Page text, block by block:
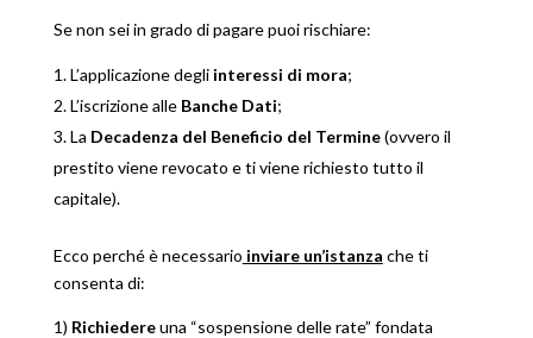
Se non sei in grado di pagare puoi rischiare:
L’applicazione degli interessi di mora;
L’iscrizione alleBanche Dati;
La Decadenza del Beneficio del Termine(ovvero il
prestito viene revocato e ti viene richiesto tutto il
capitale).
Ecco perché è necessario inviare un’istanza che ti
consenta di:
1) Richiedereuna “sospensione delle rate” fondata